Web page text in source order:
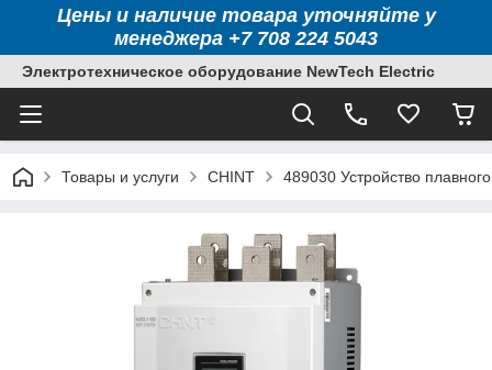
Цены и наличие товара уточняйте у
менеджера +7 708 224 5043
Электротехническое оборудование NewTech Electric
Товары и услуги CHINT 489030 Устройство